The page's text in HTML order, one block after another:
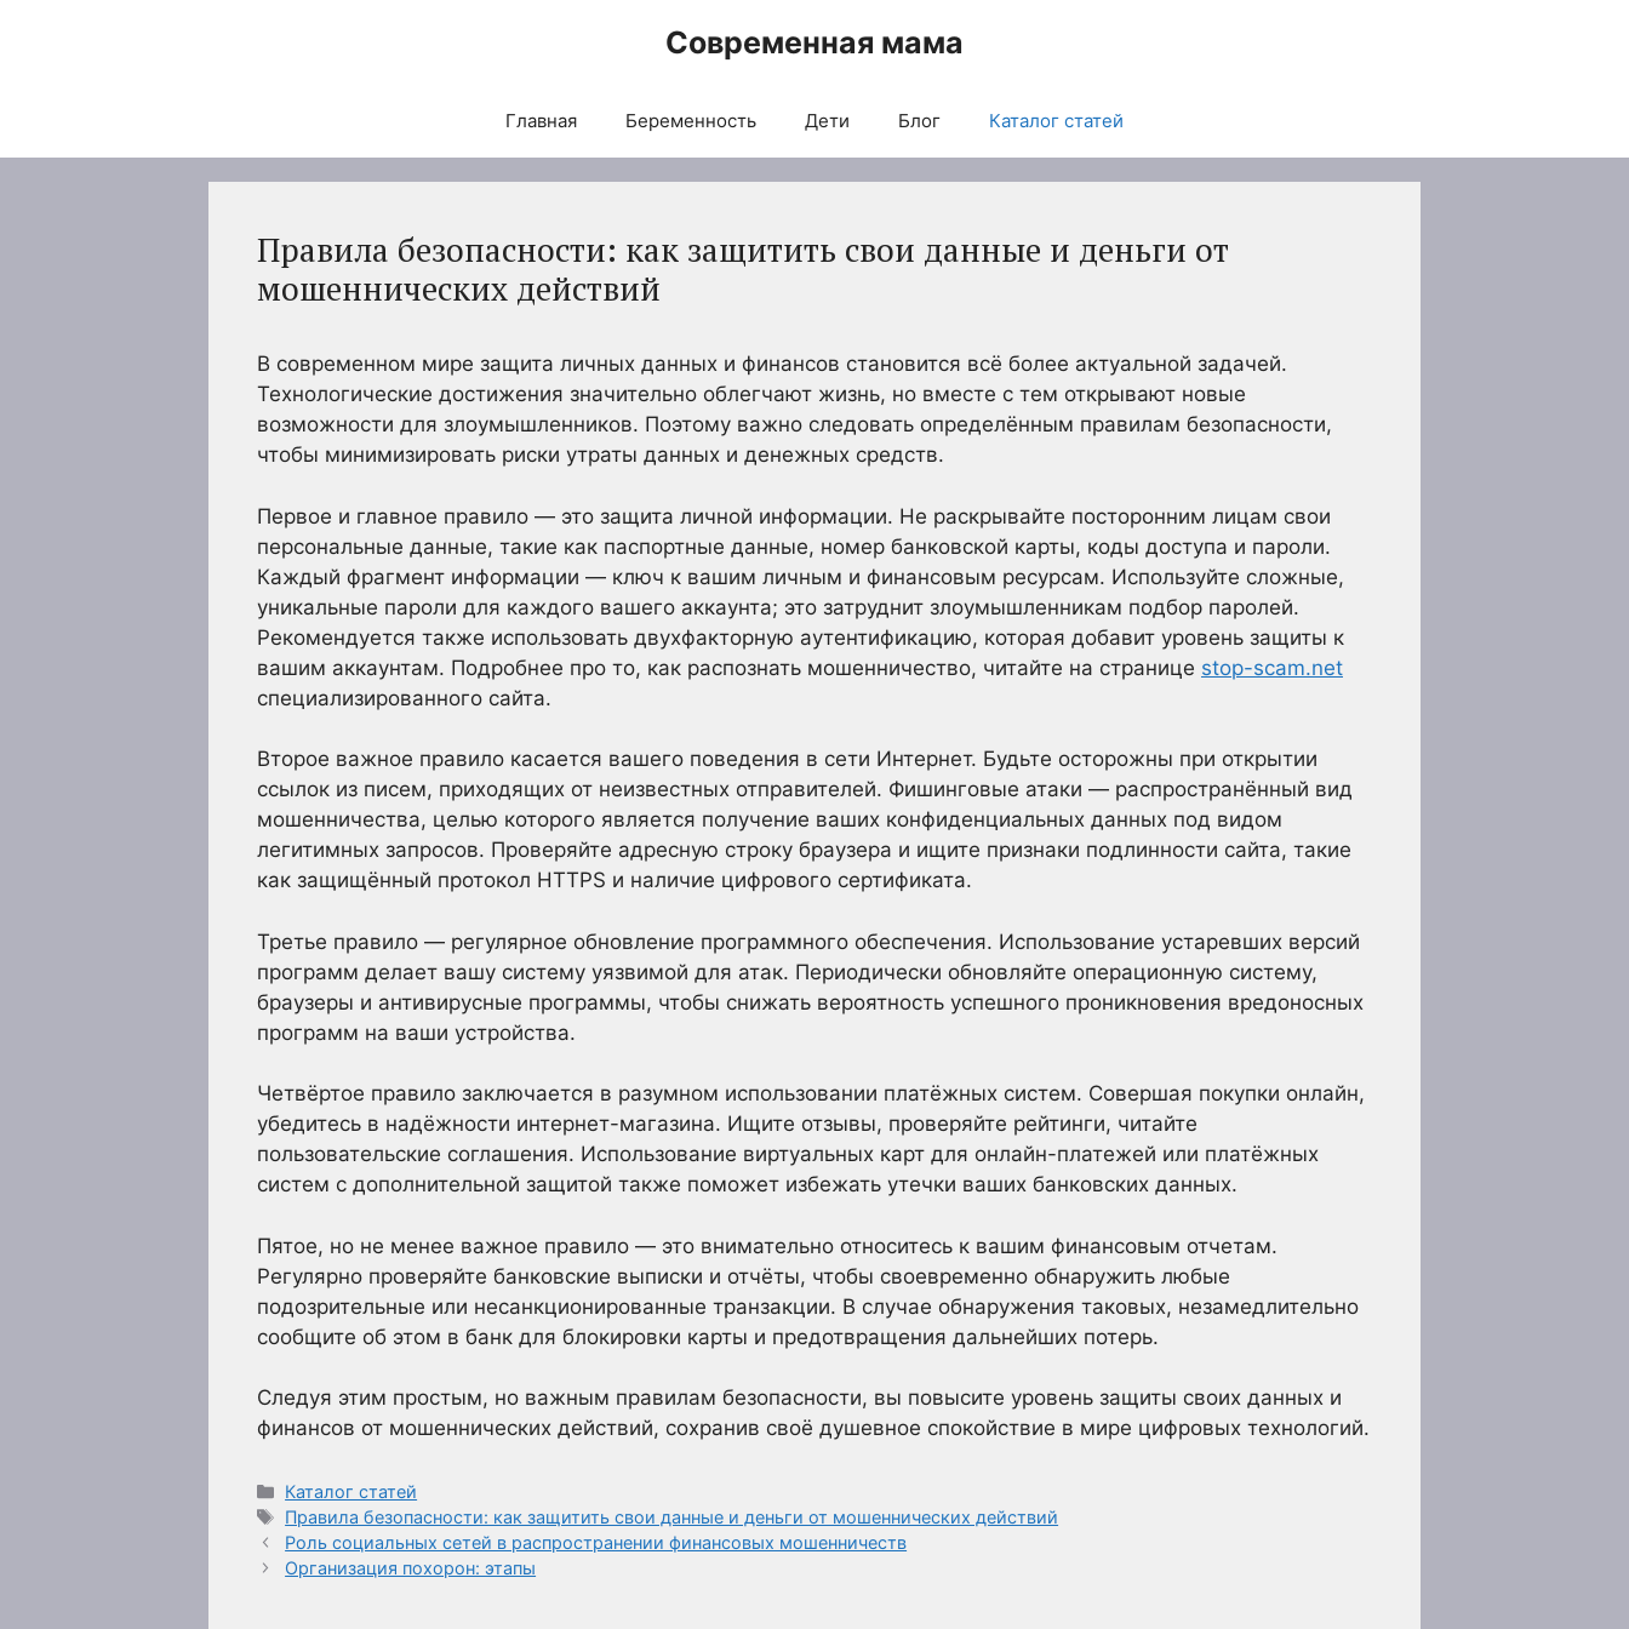
Современная мама
Главная Беременность Дети Блог Каталог статей
Правила безопасности: как защитить свои данные и деньги от
мошеннических действий
В современном мире защита личных данных и финансов становится всё более актуальной задачей.
Технологические достижения значительно облегчают жизнь, но вместе с тем открывают новые
возможности для злоумышленников. Поэтому важно следовать определённым правилам безопасности,
чтобы минимизировать риски утраты данных и денежных средств.
Первое и главное правило — это защита личной информации. Не раскрывайте посторонним лицам свои
персональные данные, такие как паспортные данные, номер банковской карты, коды доступа и пароли.
Каждый фрагмент информации — ключ к вашим личным и финансовым ресурсам. Используйте сложные,
уникальные пароли для каждого вашего аккаунта; это затруднит злоумышленникам подбор паролей.
Рекомендуется также использовать двухфакторную аутентификацию, которая добавит уровень защиты к
вашим аккаунтам. Подробнее про то, как распознать мошенничество, читайте на странице stop-scam.net
специализированного сайта.
Второе важное правило касается вашего поведения в сети Интернет. Будьте осторожны при открытии
ссылок из писем, приходящих от неизвестных отправителей. Фишинговые атаки — распространённый вид
мошенничества, целью которого является получение ваших конфиденциальных данных под видом
легитимных запросов. Проверяйте адресную строку браузера и ищите признаки подлинности сайта, такие
как защищённый протокол HTTPS и наличие цифрового сертификата.
Третье правило — регулярное обновление программного обеспечения. Использование устаревших версий
программ делает вашу систему уязвимой для атак. Периодически обновляйте операционную систему,
браузеры и антивирусные программы, чтобы снижать вероятность успешного проникновения вредоносных
программ на ваши устройства.
Четвёртое правило заключается в разумном использовании платёжных систем. Совершая покупки онлайн,
убедитесь в надёжности интернет-магазина. Ищите отзывы, проверяйте рейтинги, читайте
пользовательские соглашения. Использование виртуальных карт для онлайн-платежей или платёжных
систем с дополнительной защитой также поможет избежать утечки ваших банковских данных.
Пятое, но не менее важное правило — это внимательно относитесь к вашим финансовым отчетам.
Регулярно проверяйте банковские выписки и отчёты, чтобы своевременно обнаружить любые
подозрительные или несанкционированные транзакции. В случае обнаружения таковых, незамедлительно
сообщите об этом в банк для блокировки карты и предотвращения дальнейших потерь.
Следуя этим простым, но важным правилам безопасности, вы повысите уровень защиты своих данных и
финансов от мошеннических действий, сохранив своё душевное спокойствие в мире цифровых технологий.
Рубрики
Каталог статей
Метки
Правила безопасности: как защитить свои данные и деньги от мошеннических действий
Роль социальных сетей в распространении финансовых мошенничеств
Организация похорон: этапы